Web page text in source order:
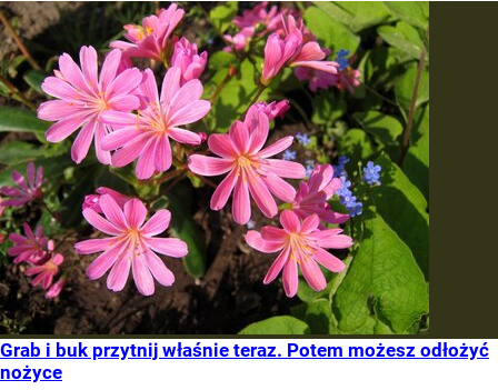
Grab i buk przytnij właśnie teraz. Potem możesz odłożyć
nożyce